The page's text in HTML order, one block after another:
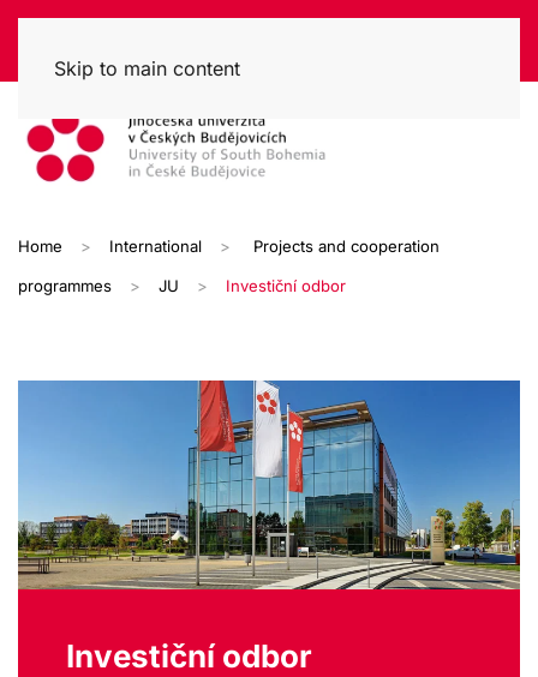
Skip to main content
Home International Projects and cooperation
programmes JU Investiční odbor
Investiční odbor